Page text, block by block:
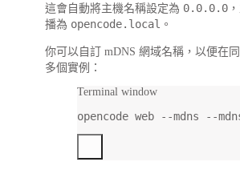
這會自動將主機名稱設定為 0.0.0.0
播為 opencode.local 。
你可以自訂 mDNS 網域名稱，以便在
多個實例：
Terminal window
opencode web --mdns --